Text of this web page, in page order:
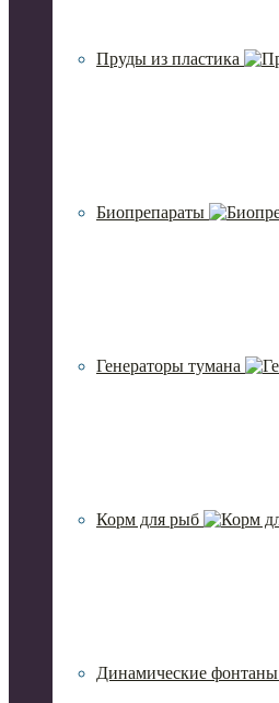
Пруды из пластика
Биопрепараты
Генераторы тумана
Корм для рыб
Динамические фонтаны